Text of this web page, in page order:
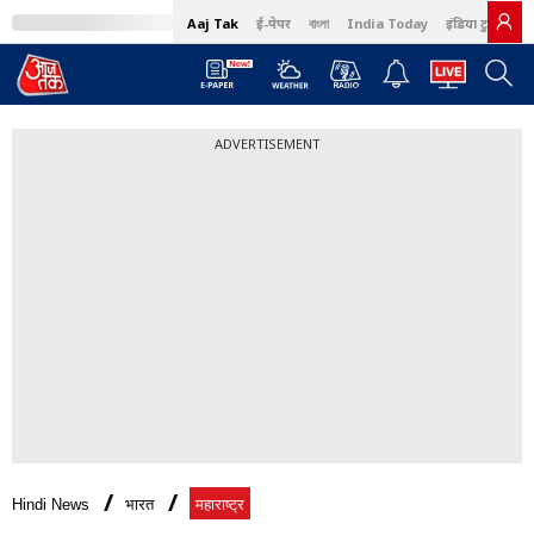
Aaj Tak ई-पेपर বাংলা India Today इंडिया टुडे हिंदी
ADVERTISEMENT
Hindi News भारत महाराष्ट्र